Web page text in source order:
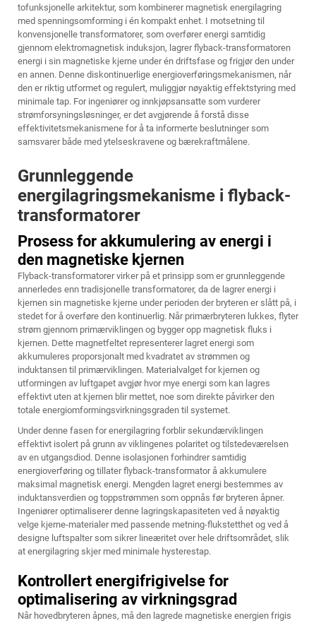
tofunksjonelle arkitektur, som kombinerer magnetisk energilagring
med spenningsomforming i én kompakt enhet. I motsetning til
konvensjonelle transformatorer, som overfører energi samtidig
gjennom elektromagnetisk induksjon, lagrer flyback-transformatoren
energi i sin magnetiske kjerne under én driftsfase og frigjør den under
en annen. Denne diskontinuerlige energioverføringsmekanismen, når
den er riktig utformet og regulert, muliggjør nøyaktig effektstyring med
minimale tap. For ingeniører og innkjøpsansatte som vurderer
strømforsyningsløsninger, er det avgjørende å forstå disse
effektivitetsmekanismene for å ta informerte beslutninger som
samsvarer både med ytelseskravene og bærekraftmålene.
Grunnleggende
energilagringsmekanisme i flyback-
transformatorer
Prosess for akkumulering av energi i
den magnetiske kjernen
Flyback-transformatorer virker på et prinsipp som er grunnleggende
annerledes enn tradisjonelle transformatorer, da de lagrer energi i
kjernen sin magnetiske kjerne under perioden der bryteren er slått på, i
stedet for å overføre den kontinuerlig. Når primærbryteren lukkes, flyter
strøm gjennom primærviklingen og bygger opp magnetisk fluks i
kjernen. Dette magnetfeltet representerer lagret energi som
akkumuleres proporsjonalt med kvadratet av strømmen og
induktansen til primærviklingen. Materialvalget for kjernen og
utformingen av luftgapet avgjør hvor mye energi som kan lagres
effektivt uten at kjernen blir mettet, noe som direkte påvirker den
totale energiomformingsvirkningsgraden til systemet.
Under denne fasen for energilagring forblir sekundærviklingen
effektivt isolert på grunn av viklingenes polaritet og tilstedeværelsen
av en utgangsdiod. Denne isolasjonen forhindrer samtidig
energioverføring og tillaterflyback-transformatorå akkumulere
maksimal magnetisk energi. Mengden lagret energi bestemmes av
induktansverdien og toppstrømmen som oppnås før bryteren åpner.
Ingeniører optimaliserer denne lagringskapasiteten ved å nøyaktig
velge kjerne-materialer med passende metning-flukstetthet og ved å
designe luftspalter som sikrer lineæritet over hele driftsområdet, slik
at energilagring skjer med minimale hysterestap.
Kontrollert energifrigivelse for
optimalisering av virkningsgrad
Når hovedbryteren åpnes, må den lagrede magnetiske energien frigis